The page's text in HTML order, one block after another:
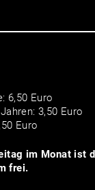
6,50 Euro
3,50 Euro
Euro
im Monat ist
frei.